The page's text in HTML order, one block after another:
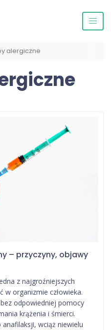
alergiczne
– przyczyny, objawy
z najgroźniejszych
w organizmie człowieka.
odpowiedniej pomocy
krążenia i śmierci.
anafilaksji, wciąż niewielu